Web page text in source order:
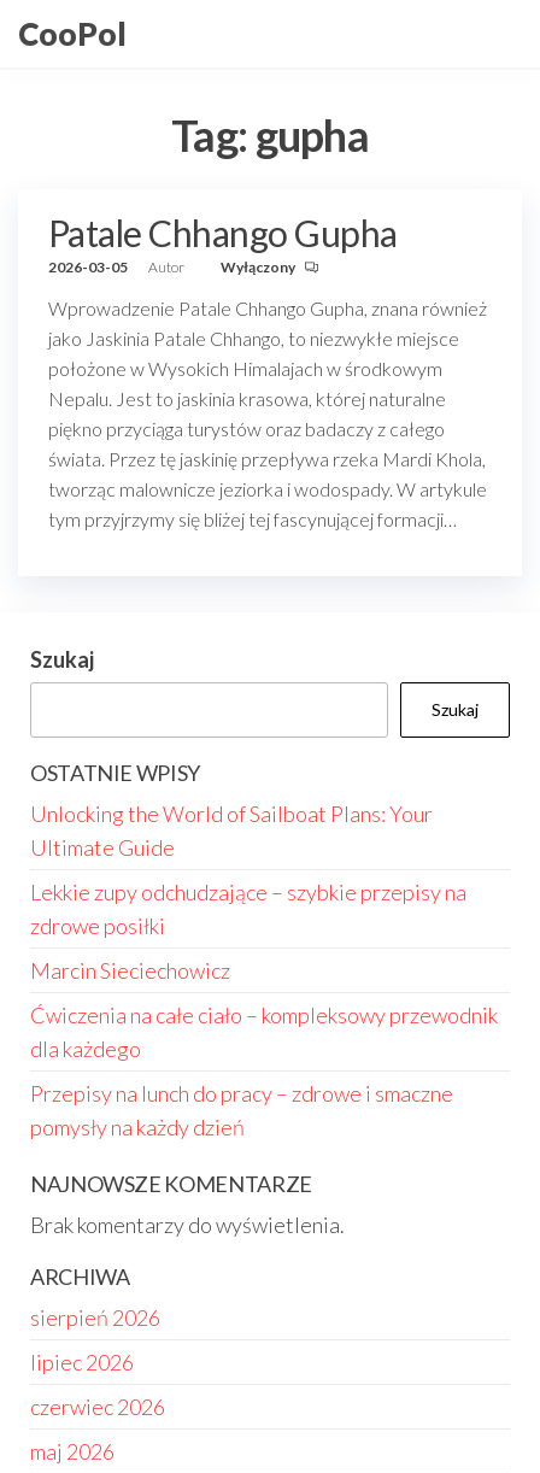
doCooPol
Tag: gupha
Patale Chhango Gupha
2026-03-05 Autor Wyłączony
Wprowadzenie Patale Chhango Gupha, znana również
jako Jaskinia Patale Chhango, to niezwykłe miejsce
położone w Wysokich Himalajach w środkowym
Nepalu. Jest to jaskinia krasowa, której naturalne
piękno przyciąga turystów oraz badaczy z całego
świata. Przez tę jaskinię przepływa rzeka Mardi Khola,
tworząc malownicze jeziorka i wodospady. W artykule
tym przyjrzymy się bliżej tej fascynującej formacji…
Szukaj
Szukaj
OSTATNIE WPISY
Unlocking the World of Sailboat Plans: Your
Ultimate Guide
Lekkie zupy odchudzające – szybkie przepisy na
zdrowe posiłki
Marcin Sieciechowicz
Ćwiczenia na całe ciało – kompleksowy przewodnik
dla każdego
Przepisy na lunch do pracy – zdrowe i smaczne
pomysły na każdy dzień
NAJNOWSZE KOMENTARZE
Brak komentarzy do wyświetlenia.
ARCHIWA
sierpień 2026
lipiec 2026
czerwiec 2026
maj 2026